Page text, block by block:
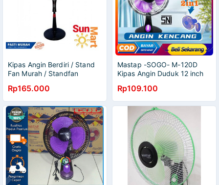
Kipas Angin Berdiri / Stand
Fan Murah / Standfan
Rp165.000
Mastap -SOGO- M-120D
Kipas Angin Duduk 12 inch
RESMI MANTAP MURAH
Rp109.100